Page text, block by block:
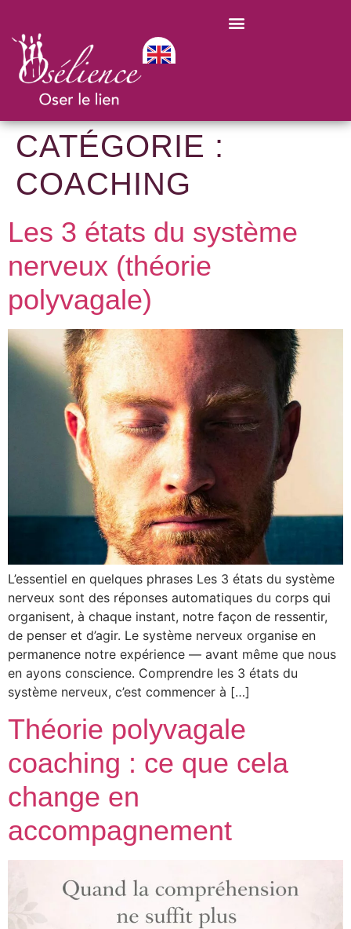
CATÉGORIE :
COACHING
Les 3 états du système
nerveux (théorie
polyvagale)
L’essentiel en quelques phrases Les 3 états du système
nerveux sont des réponses automatiques du corps qui
organisent, à chaque instant, notre façon de ressentir,
de penser et d’agir. Le système nerveux organise en
permanence notre expérience — avant même que nous
en ayons conscience. Comprendre les 3 états du
système nerveux, c’est commencer à […]
Théorie polyvagale
coaching : ce que cela
change en
accompagnement